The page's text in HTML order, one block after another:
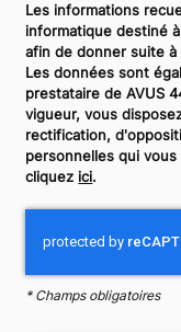
Les informations
informatique destiné à
afin de donner suite
Les données sont
prestataire de AVUS
vigueur, vous
rectification,
personnelles qui
cliquezici.
* Champs obligatoires